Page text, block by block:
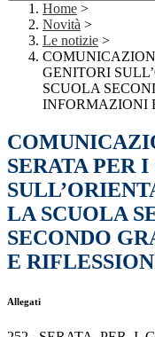
Home >
Novità >
Le notizie >
GENITORI
SCUOLA
INFORMAZIONI
SERATA PER
LA SCUOLA
SECONDO
E
Allegati